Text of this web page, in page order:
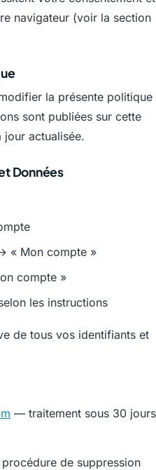
navigateur (voir la section
la présente politique
sont publiées sur cette
jour actualisée.
Données
« Mon compte »
compte »
les instructions
de tous vos identifiants et
— traitement sous 30 jours
de suppression